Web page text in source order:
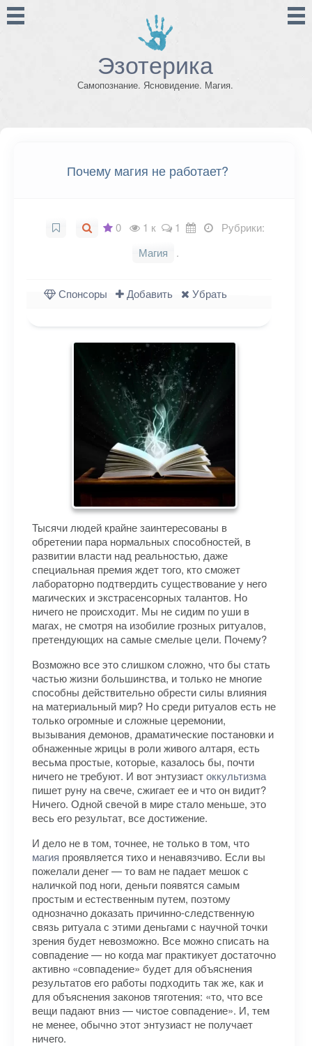
Эзотерика
Самопознание. Ясновидение. Магия.
Почему магия не работает?
0 1 к 1
Рубрики:
Магия
.
Спонсоры Добавить Убрать
Тысячи людей крайне заинтересованы в
обретении пара нормальных способностей, в
развитии власти над реальностью, даже
специальная премия ждет того, кто сможет
лабораторно подтвердить существование у него
магических и экстрасенсорных талантов. Но
ничего не происходит. Мы не сидим по уши в
магах, не смотря на изобилие грозных ритуалов,
претендующих на самые смелые цели. Почему?
Возможно все это слишком сложно, что бы стать
частью жизни большинства, и только не многие
способны действительно обрести силы влияния
на материальный мир? Но среди ритуалов есть не
только огромные и сложные церемонии,
вызывания демонов, драматические постановки и
обнаженные жрицы в роли живого алтаря, есть
весьма простые, которые, казалось бы, почти
ничего не требуют. И вот энтузиастоккультизма
пишет руну на свече, сжигает ее и что он видит?
Ничего. Одной свечой в мире стало меньше, это
весь его результат, все достижение.
И дело не в том, точнее, не только в том, что
магия проявляется тихо и ненавязчиво. Если вы
пожелали денег — то вам не падает мешок с
наличкой под ноги, деньги появятся самым
простым и естественным путем, поэтому
однозначно доказать причинно-следственную
связь ритуала с этими деньгами с научной точки
зрения будет невозможно. Все можно списать на
совпадение — но когда маг практикует достаточно
активно «совпадение» будет для объяснения
результатов его работы подходить так же, как и
для объяснения законов тяготения: «то, что все
вещи падают вниз — чистое совпадение». И, тем
не менее, обычно этот энтузиаст не получает
ничего.